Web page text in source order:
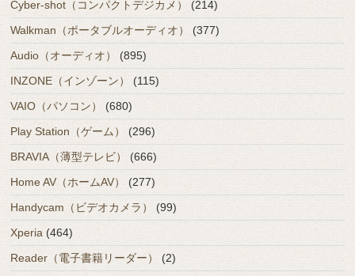
Cyber-shot（コンパクトデジカメ）
(214)
Walkman（ポータブルオーディオ）
(377)
Audio（オーディオ）
(895)
INZONE（インゾーン）
(115)
VAIO（パソコン）
(680)
Play Station（ゲーム）
(296)
BRAVIA（薄型テレビ）
(666)
Home AV（ホームAV）(277)
Handycam（ビデオカメラ）
(99)
Xperia (464)
Reader（電子書籍リーダー）
(2)